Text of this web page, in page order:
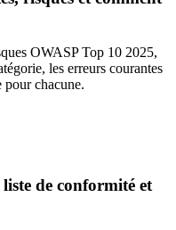
OWASP Top 10 2025,
les erreurs courantes
pour chacune.
de conformité et